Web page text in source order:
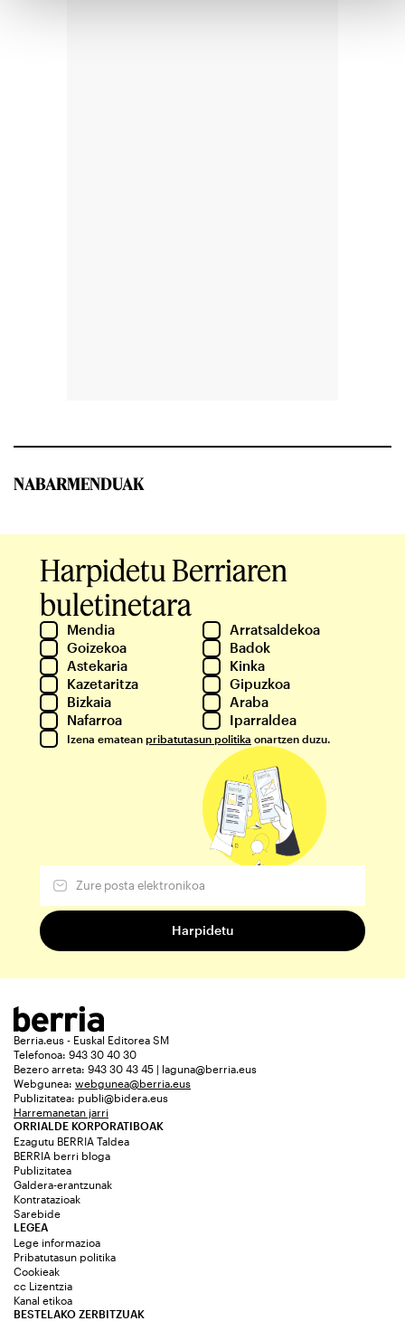
NABARMENDUAK
Harpidetu Berriaren
buletinetara
Mendia
Arratsaldekoa
Goizekoa
Badok
Astekaria
Kinka
Kazetaritza
Gipuzkoa
Bizkaia
Araba
Nafarroa
Iparraldea
Izena ematean pribatutasun politika onartzen duzu.
Berria.eus - Euskal Editorea SM
Telefonoa: 943 30 40 30
Bezero arreta: 943 30 43 45 | laguna@berria.eus
Webgunea: webgunea@berria.eus
Publizitatea: publi@bidera.eus
Harremanetan jarri
ORRIALDE KORPORATIBOAK
Ezagutu BERRIA Taldea
BERRIA berri bloga
Publizitatea
Galdera-erantzunak
Kontratazioak
Sarebide
LEGEA
Lege informazioa
Pribatutasun politika
Cookieak
cc Lizentzia
Kanal etikoa
BESTELAKO ZERBITZUAK